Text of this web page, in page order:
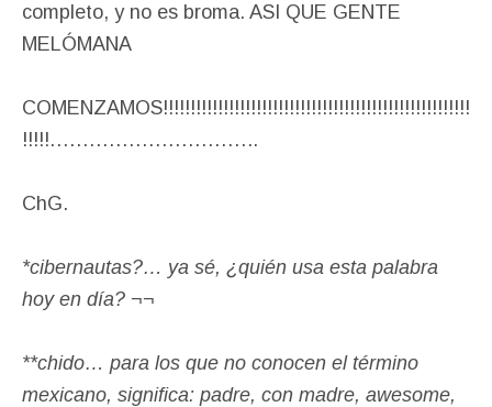
completo, y no es broma. ASI QUE GENTE
MELÓMANA
COMENZAMOS!!!!!!!!!!!!!!!!!!!!!!!!!!!!!!!!!!!!!!!!!!!!!!!!!!!!!!!!
!!!!!…………………………..
ChG.
*cibernautas?… ya sé, ¿quién usa esta palabra
hoy en día? ¬¬
**chido… para los que no conocen el término
mexicano, significa: padre, con madre, awesome,